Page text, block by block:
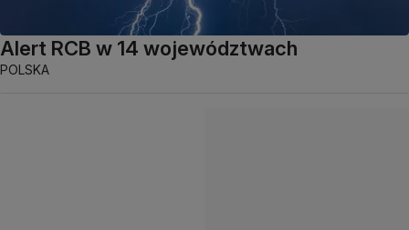
Alert RCB w 14 województwach
POLSKA